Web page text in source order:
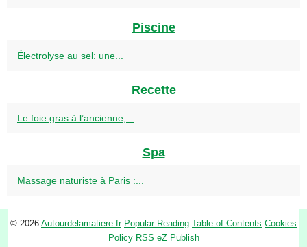
Piscine
Électrolyse au sel: une...
Recette
Le foie gras à l’ancienne,...
Spa
Massage naturiste à Paris :...
© 2026 Autourdelamatiere.fr Popular Reading Table of Contents Cookies
Policy RSS eZ Publish